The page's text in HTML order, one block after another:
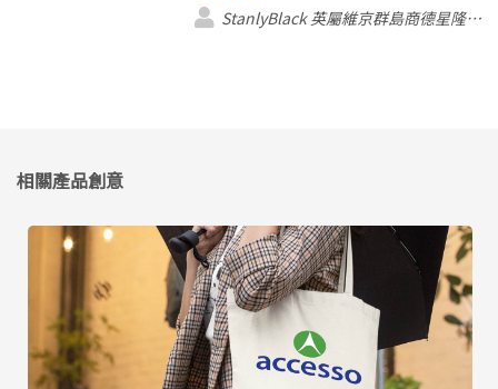
StanlyBlack 英屬維京群島商德星隆股份有限公司台
相關產品創意